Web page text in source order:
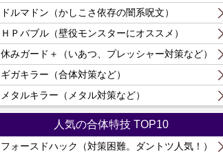
ドルマドン（かしこさ依存の闇系呪文）
ＨＰバブル（壁役モンスターにオススメ）
休みガード＋（いあつ、プレッシャー対策など）
ギガキラー（合体対策など）
メタルキラー（メタル対策など）
人気の合体特技 TOP10
フォースドハック（対策困難。ダントツ人気！）